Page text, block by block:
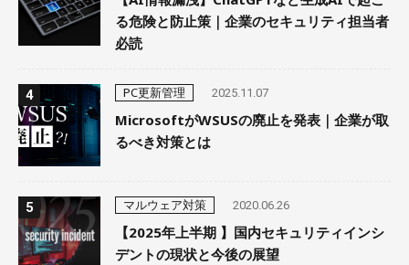
る危険と防止策｜企業のセキュリティ担当者
必読
PC更新管理 2025.11.07
MicrosoftがWSUSの廃止を発表｜企業が取
るべき対策とは
マルウェア対策 2020.06.26
【2025年上半期 】国内セキュリティインシ
デントの現状と今後の展望